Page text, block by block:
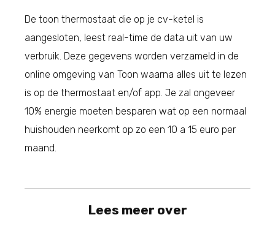
De toon thermostaat die op je cv-ketel is
aangesloten, leest real-time de data uit van uw
verbruik. Deze gegevens worden verzameld in de
online omgeving van Toon waarna alles uit te lezen
is op de thermostaat en/of app. Je zal ongeveer
10% energie moeten besparen wat op een normaal
huishouden neerkomt op zo een 10 a 15 euro per
maand.
Lees meer over